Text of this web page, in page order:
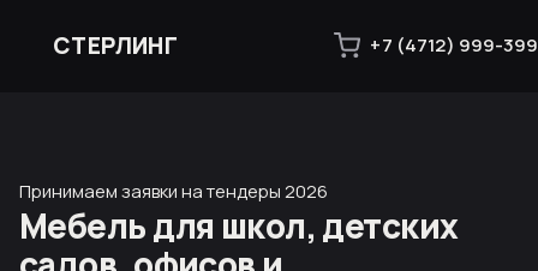
СТЕРЛИНГ +7 (4712) 999-399
Принимаем заявки на тендеры 2026
Мебель для школ, детских